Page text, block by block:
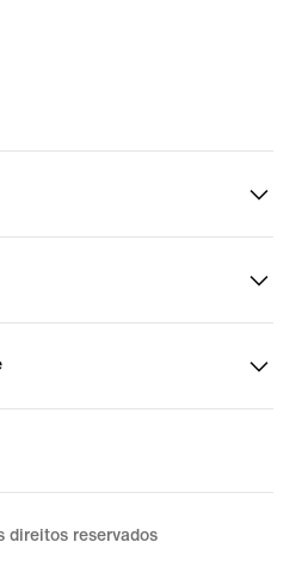
direitos reservados